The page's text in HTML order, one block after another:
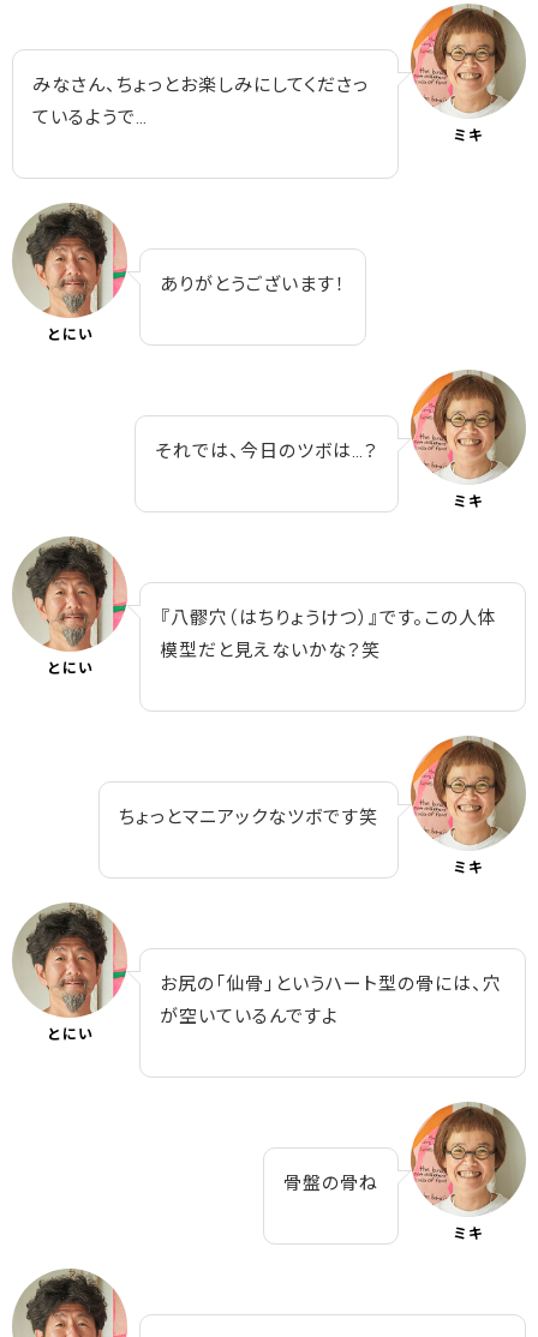
みなさん、ちょっとお楽しみにしてくださっ
ているようで…
ミキ
とにい
ありがとうございます！
それでは、今日のツボは…？
ミキ
とにい
『八髎穴（はちりょうけつ）』です。この人体
模型だと見えないかな？笑
ちょっとマニアックなツボです笑
ミキ
とにい
お尻の「仙骨」というハート型の骨には、穴
が空いているんですよ
骨盤の骨ね
ミキ